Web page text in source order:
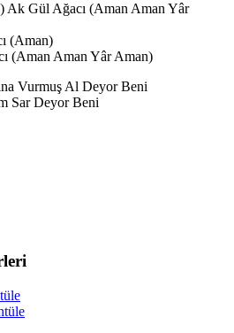
Gül Ağacı (Aman Aman Yâr
(Aman)
(Aman Aman Yâr Aman)
Vurmuş Al Deyor Beni
Sar Deyor Beni